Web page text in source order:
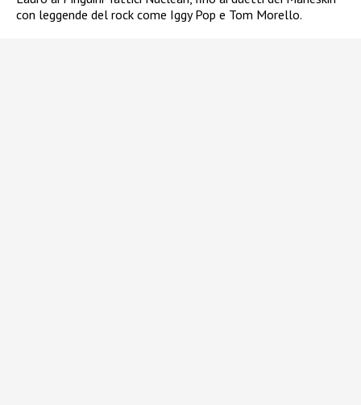
con leggende del rock come Iggy Pop e Tom Morello.